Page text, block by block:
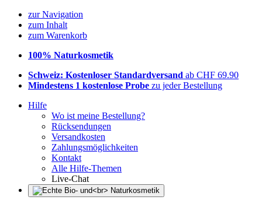
zur Navigation
zum Inhalt
zum Warenkorb
100% Naturkosmetik
Schweiz: Kostenloser Standardversand ab CHF 69.90
Mindestens 1 kostenlose Probe zu jeder Bestellung
Hilfe
Wo ist meine Bestellung?
Rücksendungen
Versandkosten
Zahlungsmöglichkeiten
Kontakt
Alle Hilfe-Themen
Live-Chat